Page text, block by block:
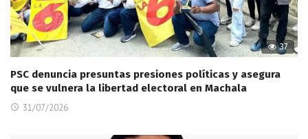
37
PSC denuncia presuntas presiones políticas y asegura
que se vulnera la libertad electoral en Machala
31/07/2026